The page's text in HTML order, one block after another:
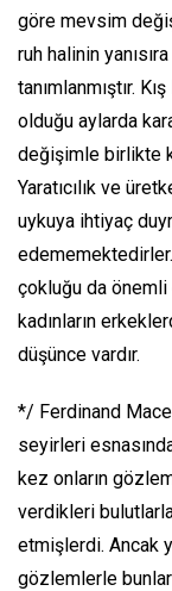
göre mevsim
ruh halinin
tanımlanmıştır.
olduğu aylarda
değişimle birlikte
Yaratıcılık ve
uykuya ihtiyaç
çokluğu da
kadınların
düşünce vardır.
*/ Ferdinand
seyirleri
kez onların
verdikleri
etmişlerdi. Ancak
gözlemlerle